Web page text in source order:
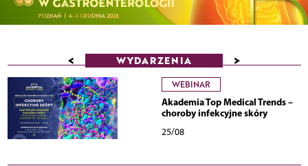
< WYDARZENIA >
WEBINAR
Akademia Top Medical Trends –
choroby infekcyjne skóry
25/08